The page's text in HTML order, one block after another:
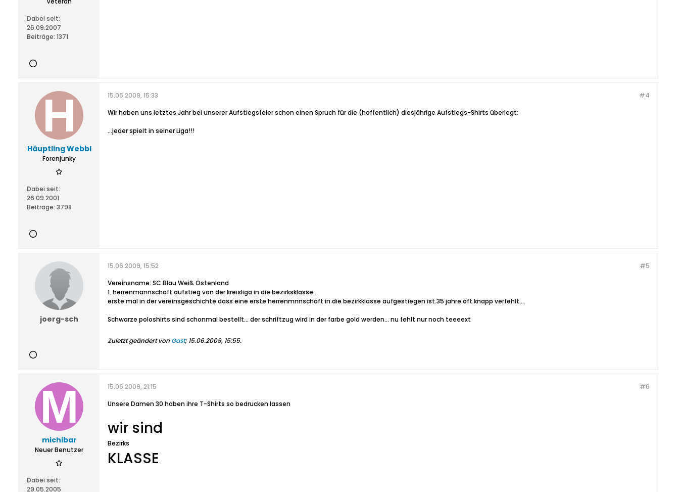
Dabei seit:
26.09.2007
Beiträge: 1371
Häuptling Webbl
Forenjunky
Dabei seit:
26.09.2001
Beiträge: 3798
#4
15.06.2009, 15:33
Wir haben uns letztes Jahr bei unserer Aufstiegsfeier schon einen Spruch für die (hoffentlich) diesjährige Aufstiegs-Shirts überlegt:
...jeder spielt in seiner Liga!!!
joerg-sch
#5
15.06.2009, 15:52
Vereinsname: SC Blau Weiß Ostenland
1. herrenmannschaft aufstieg von der kreisliga in die bezirksklasse..
erste mal in der vereinsgeschichte dass eine erste herrenmnnschaft in die bezirkklasse aufgestiegen ist.35 jahre oft knapp verfehlt....
Schwarze poloshirts sind schonmal bestellt... der schriftzug wird in der farbe gold werden... nu fehlt nur noch teeeext
Zuletzt geändert von Gast; 15.06.2009, 15:55.
michibar
Neuer Benutzer
Dabei seit:
29.05.2005
#6
15.06.2009, 21:15
Unsere Damen 30 haben ihre T-Shirts so bedrucken lassen
wir sind
Bezirks
KLASSE